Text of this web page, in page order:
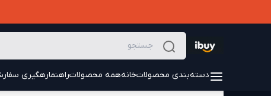
دسته‌بندی محصولاتخانههمه محصولاتراهنمارهگیری